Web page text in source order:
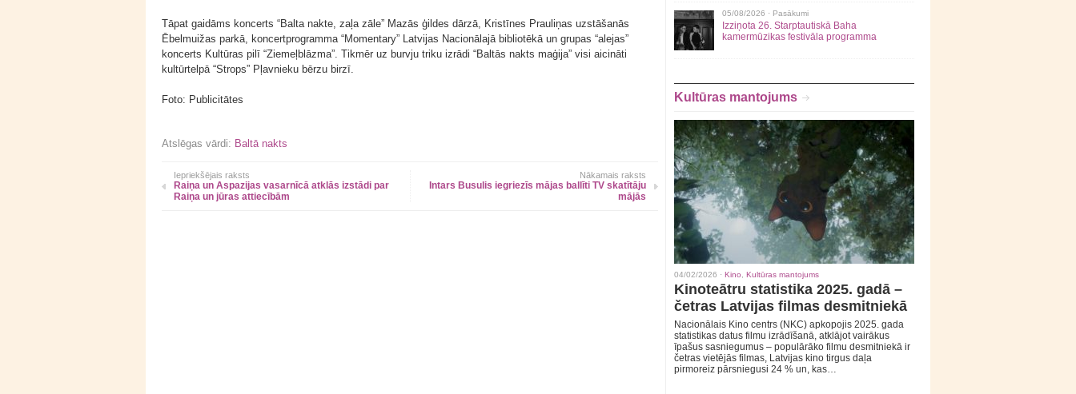
Tāpat gaidāms koncerts “Balta nakte, zaļa zāle” Mazās ģildes dārzā, Kristīnes Prauliņas uzstāšanās
Ēbelmuižas parkā, koncertprogramma “Momentary” Latvijas Nacionālajā bibliotēkā un grupas “alejas”
koncerts Kultūras pilī “Ziemeļblāzma”. Tikmēr uz burvju triku izrādi “Baltās nakts maģija” visi aicināti
kultūrtelpā “Strops” Pļavnieku bērzu birzī.
Foto: Publicitātes
Atslēgas vārdi: Baltā nakts
Iepriekšējais raksts
Raiņa un Aspazijas vasarnīcā atklās izstādi par
Raiņa un jūras attiecībām
Nākamais raksts
Intars Busulis iegriezīs mājas ballīti TV skatītāju
mājās
05/08/2026 · Pasākumi
Izziņota 26. Starptautiskā Baha
kamermūzikas festivāla programma
Kultūras mantojums
04/02/2026 · Kino Kultūras mantojums
Kinoteātru statistika 2025. gadā –
četras Latvijas filmas desmitniekā
Nacionālais Kino centrs (NKC) apkopojis 2025. gada
statistikas datus filmu izrādīšanā, atklājot vairākus
īpašus sasniegumus – populārāko filmu desmitniekā ir
četras vietējās filmas, Latvijas kino tirgus daļa
pirmoreiz pārsniegusi 24 % un, kas…